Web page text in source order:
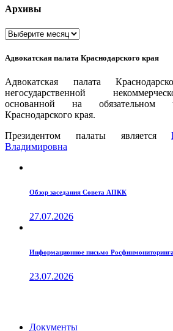
Архивы
Архивы
Адвокатская палата Краснодарского края
Адвокатская палата
негосударственной
основанной на обязательном
Краснодарского края.
Президентом палаты является
Владимировна
Обзор заседания Совета АПКК
27.07.2026
Информационное письмо Росфинмониторинга
23.07.2026
Документы